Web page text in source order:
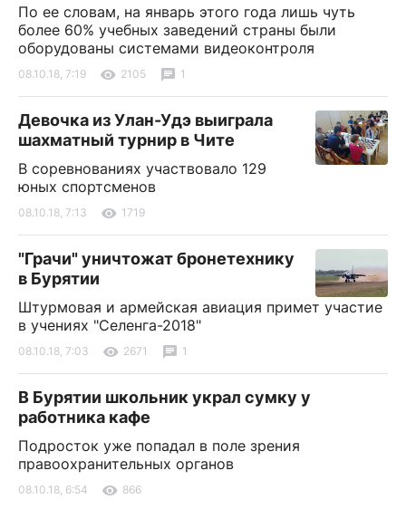
По ее словам, на январь этого года лишь чуть
более 60% учебных заведений страны были
оборудованы системами видеоконтроля
08.10.18, 7:19 2105 1
Девочка из Улан-Удэ выиграла
шахматный турнир в Чите
В соревнованиях участвовало 129
юных спортсменов
08.10.18, 7:13 1719
"Грачи" уничтожат бронетехнику
в Бурятии
Штурмовая и армейская авиация примет участие
в учениях "Селенга-2018"
08.10.18, 7:03 2671 1
В Бурятии школьник украл сумку у
работника кафе
Подросток уже попадал в поле зрения
правоохранительных органов
08.10.18, 6:54 866